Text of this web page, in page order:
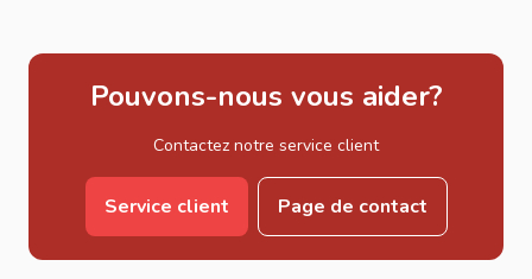
Pouvons-nous vous aider?
Contactez notre service client
Service client Page de contact